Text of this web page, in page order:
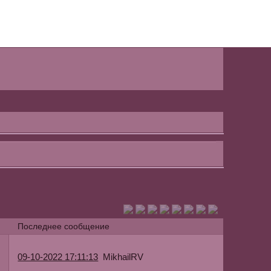
Последнее сообщение
09-10-2022 17:11:13 MikhailRV